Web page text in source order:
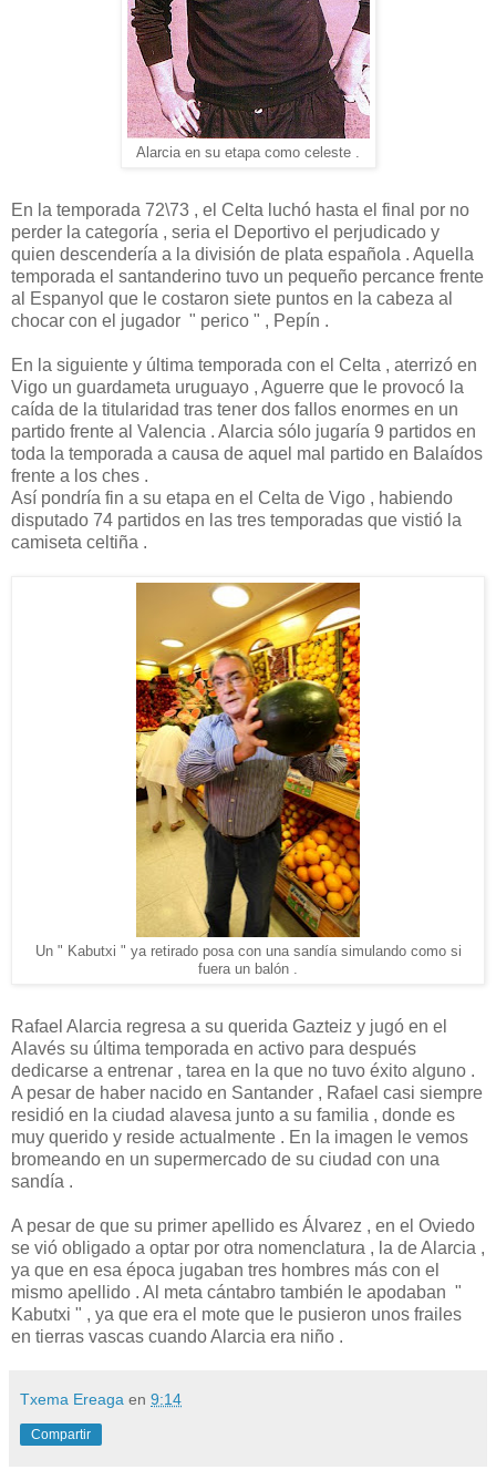
Alarcia en su etapa como celeste .
En la temporada 72\73 , el Celta luchó hasta el final por no
perder la categoría , seria el Deportivo el perjudicado y
quien descendería a la división de plata española . Aquella
temporada el santanderino tuvo un pequeño percance frente
al Espanyol que le costaron siete puntos en la cabeza al
chocar con el jugador " perico " , Pepín .
En la siguiente y última temporada con el Celta , aterrizó en
Vigo un guardameta uruguayo , Aguerre que le provocó la
caída de la titularidad tras tener dos fallos enormes en un
partido frente al Valencia . Alarcia sólo jugaría 9 partidos en
toda la temporada a causa de aquel mal partido en Balaídos
frente a los ches .
Así pondría fin a su etapa en el Celta de Vigo , habiendo
disputado 74 partidos en las tres temporadas que vistió la
camiseta celtiña .
Un " Kabutxi " ya retirado posa con una sandía simulando como si
fuera un balón .
Rafael Alarcia regresa a su querida Gazteiz y jugó en el
Alavés su última temporada en activo para después
dedicarse a entrenar , tarea en la que no tuvo éxito alguno .
A pesar de haber nacido en Santander , Rafael casi siempre
residió en la ciudad alavesa junto a su familia , donde es
muy querido y reside actualmente . En la imagen le vemos
bromeando en un supermercado de su ciudad con una
sandía .
A pesar de que su primer apellido es Álvarez , en el Oviedo
se vió obligado a optar por otra nomenclatura , la de Alarcia ,
ya que en esa época jugaban tres hombres más con el
mismo apellido . Al meta cántabro también le apodaban "
Kabutxi " , ya que era el mote que le pusieron unos frailes
en tierras vascas cuando Alarcia era niño .
Txema Ereaga en 9:14
Compartir